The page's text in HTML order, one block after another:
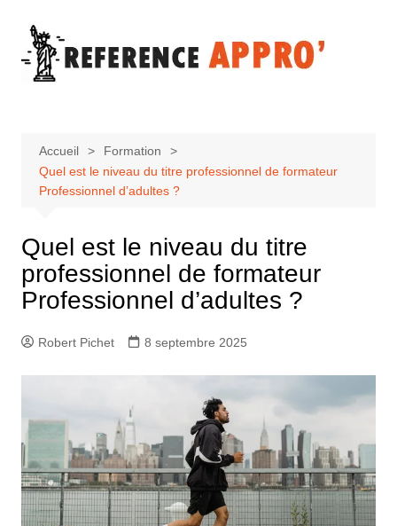
contenu
Accueil
Formation
Quel est le niveau du titre professionnel de formateur
Professionnel d’adultes ?
Quel est le niveau du titre
professionnel de formateur
Professionnel d’adultes ?
Robert Pichet 8 septembre 2025